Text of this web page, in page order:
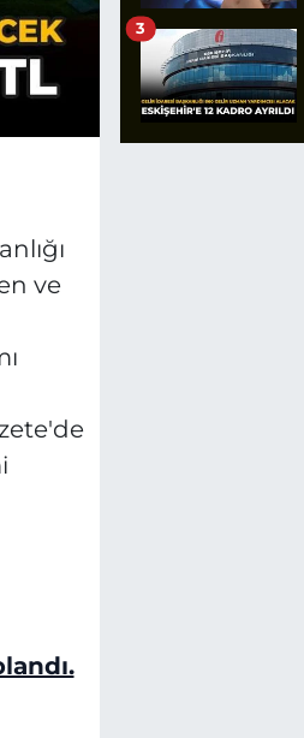
ve
3